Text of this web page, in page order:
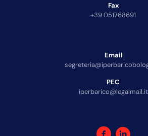
Fax
+39 051768691
Email
PEC
iperbarico@legalmail.it